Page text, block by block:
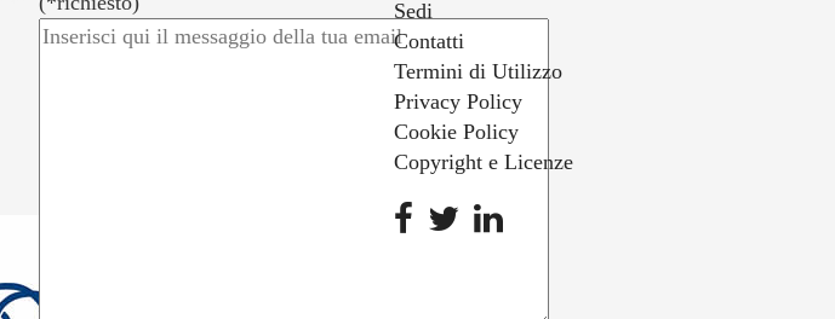
Sedi
Contatti
Termini di Utilizzo
Privacy Policy
Cookie Policy
Copyright e Licenze